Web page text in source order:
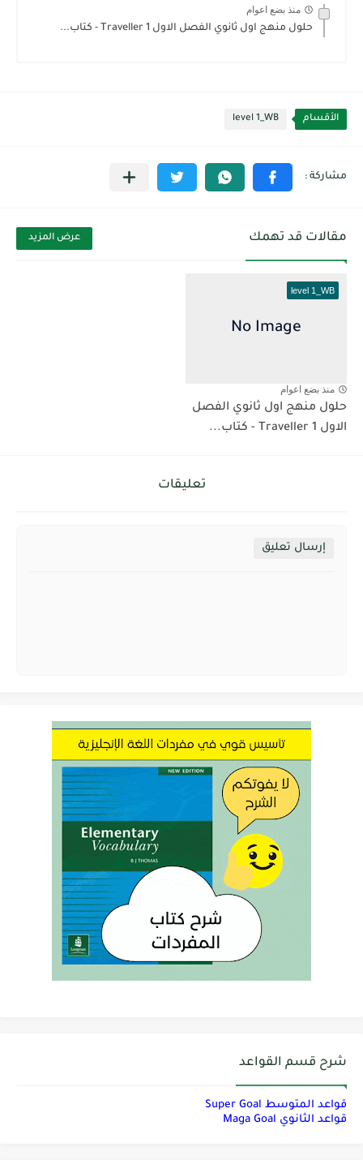
منذ بضع اعوام
حلول منهج اول ثانوي الفصل الاول Traveller 1 - كتاب...
الأقسام level 1_WB
مقالات قد تهمك عرض المزيد
level 1_WB
منذ بضع اعوام
حلول منهج اول ثانوي الفصل
الاول Traveller 1 - كتاب...
تعليقات
إرسال تعليق
شرح قسم القواعد
قواعد المتوسط Super Goal
قواعد الثانوي Maga Goal